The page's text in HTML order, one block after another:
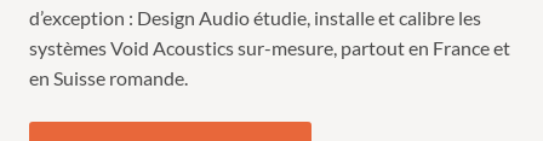
d’exception : Design Audio étudie, installe et calibre les
systèmes Void Acoustics sur-mesure, partout en France et
en Suisse romande.